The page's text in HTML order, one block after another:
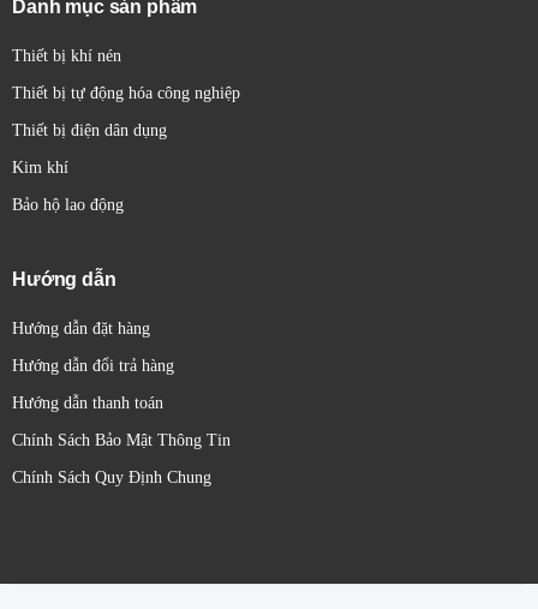
Danh mục sản phẩm
Thiết bị khí nén
Thiết bị tự động hóa công nghiệp
Thiết bị điện dân dụng
Kim khí
Bảo hộ lao động
Hướng dẫn
Hướng dẫn đặt hàng
Hướng dẫn đổi trả hàng
Hướng dẫn thanh toán
Chính Sách Bảo Mật Thông Tin
Chính Sách Quy Định Chung